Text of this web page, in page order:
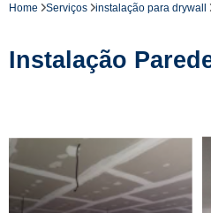
Home Serviços instalação para drywall
Instalação